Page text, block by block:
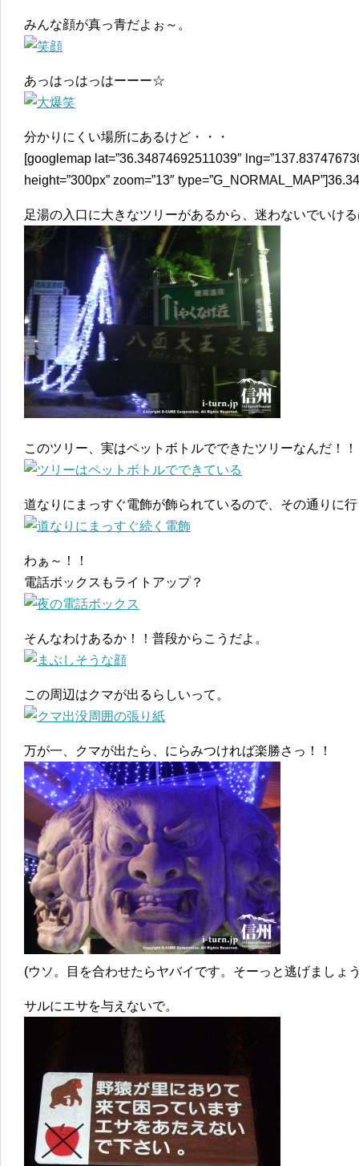
みんな顔が真っ青だよぉ～。
あっはっはっはーーー☆
分かりにくい場所にあるけど・・・
[googlemap lat=”36.34874692511039″
height=”300px” zoom=”13″
足湯の入口に大きなツリーがあるから、迷わないでいけ
このツリー、実はペットボトルでできたツリーなんだ！！
道なりにまっすぐ電飾が飾られているので、その通りに
わぁ～！！
電話ボックスもライトアップ？
そんなわけあるか！！普段からこうだよ。
この周辺はクマが出るらしいって。
万が一、クマが出たら、にらみつければ楽勝さっ！！
(ウソ。目を合わせたらヤバイです。そーっと逃げましょ
サルにエサを与えないで。